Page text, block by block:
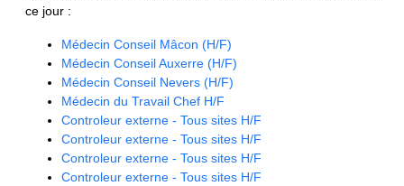
ce jour :
Médecin Conseil Mâcon (H/F)
Médecin Conseil Auxerre (H/F)
Médecin Conseil Nevers (H/F)
Médecin du Travail Chef H/F
Controleur externe - Tous sites H/F
Controleur externe - Tous sites H/F
Controleur externe - Tous sites H/F
Controleur externe - Tous sites H/F